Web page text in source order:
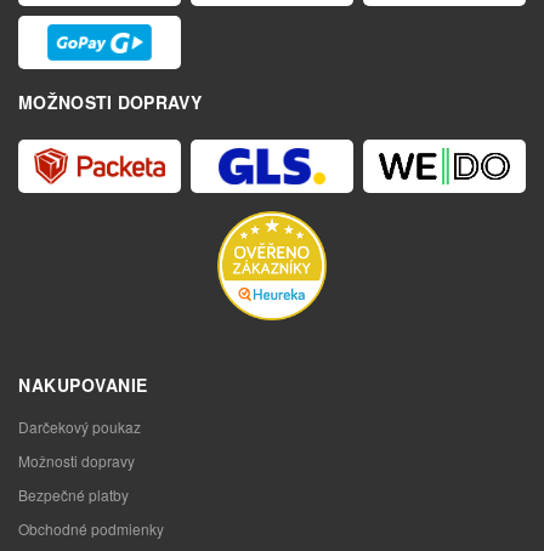
MOŽNOSTI DOPRAVY
NAKUPOVANIE
Darčekový poukaz
Možnosti dopravy
Bezpečné platby
Obchodné podmienky